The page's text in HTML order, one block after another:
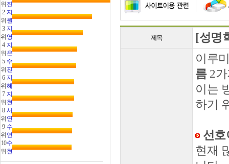
위 진
2
위
지
원
3
위
지
영
4
위
지
은
5
위
수
진
6
위
지
혜
7
위
지
현
8
위
서
연
9
위
수
연
10
위
수
현
제목 [성명
이루
름2가
이는
하기
선호
현재